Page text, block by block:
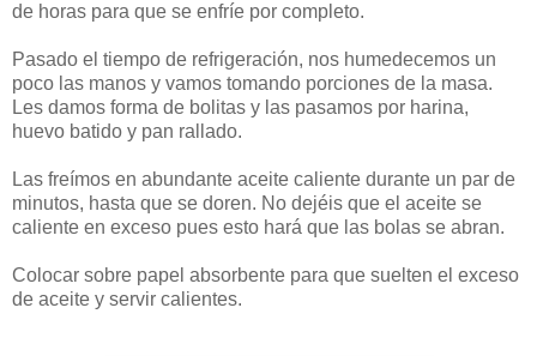
de horas para que se enfríe por completo.
Pasado el tiempo de refrigeración, nos humedecemos un
poco las manos y vamos tomando porciones de la masa.
Les damos forma de bolitas y las pasamos por harina,
huevo batido y pan rallado.
Las freímos en abundante aceite caliente durante un par de
minutos, hasta que se doren. No dejéis que el aceite se
caliente en exceso pues esto hará que las bolas se abran.
Colocar sobre papel absorbente para que suelten el exceso
de aceite y servir calientes.